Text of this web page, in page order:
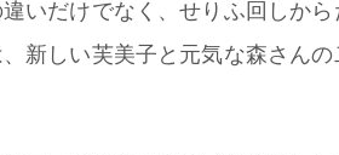
いだけでなく、せりふ回しか
新しい芙美子と元気な森さん